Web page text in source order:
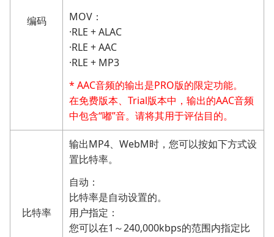
编码
MOV：
·RLE + ALAC
·RLE + AAC
·RLE + MP3
* AAC音频的输出是PRO版的限定功能。
在免费版本、Trial版本中，输出的AAC音频
中包含“嘟”音。请将其用于评估目的。
比特率
输出MP4、WebM时，您可以按如下方式设
置比特率。
自动：
比特率是自动设置的。
用户指定：
您可以在1～240,000kbps的范围内指定比